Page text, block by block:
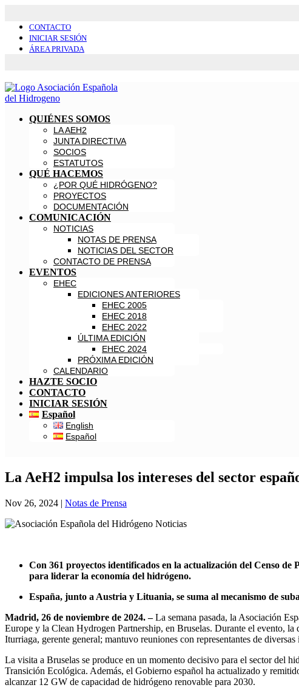
CONTACTO
INICIAR SESIÓN
ÁREA PRIVADA
QUIÉNES SOMOS
LA AEH2
JUNTA DIRECTIVA
SOCIOS
ESTATUTOS
QUÉ HACEMOS
¿POR QUÉ HIDRÓGENO?
PROYECTOS
DOCUMENTACIÓN
COMUNICACIÓN
NOTICIAS
NOTAS DE PRENSA
NOTICIAS DEL SECTOR
CONTACTO DE PRENSA
EVENTOS
EHEC
EDICIONES ANTERIORES
EHEC 2005
EHEC 2018
EHEC 2022
ÚLTIMA EDICIÓN
EHEC 2024
PRÓXIMA EDICIÓN
CALENDARIO
HAZTE SOCIO
CONTACTO
INICIAR SESIÓN
Español
English
Español
La AeH2 impulsa los intereses del sector
Nov 26, 2024 | Notas de Prensa
Con 361 proyectos identificados en la actualización del Censo de
para liderar la economía del hidrógeno.
España, junto a Austria y Lituania, se suma al mecanismo de
Madrid, 26 de noviembre de 2024. –La semana pasada, la Asociación
Europe y la Clean Hydrogen Partnership, en Bruselas. Durante el evento,
Iturriaga, gerente general; mantuvo reuniones con representantes de
La visita a Bruselas se produce en un momento decisivo para el sector del
Transición Ecológica. Además, el Gobierno español ha actualizado y
alcanzar 12 GW de capacidad de hidrógeno renovable para 2030.